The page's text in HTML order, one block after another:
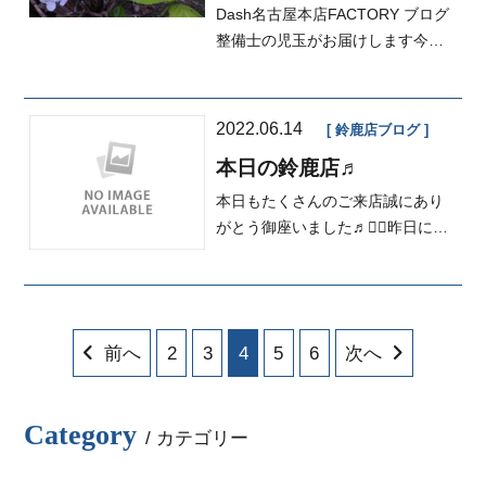
Dash名古屋本店FACTORY ブログ
整備士の児玉がお届けします今日
2022.06.14 鈴鹿店ブログ
本日の鈴鹿店♬
本日もたくさんのご来店誠にあり
がとう御座いました♬🙇‍♂️昨日に引
前へ 2 3 4 5 6 次へ
Category / カテゴリー